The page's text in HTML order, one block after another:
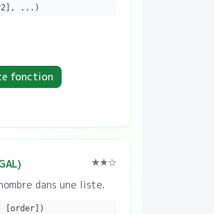
...)
fonction
) ★★☆
dans une liste.
[order])